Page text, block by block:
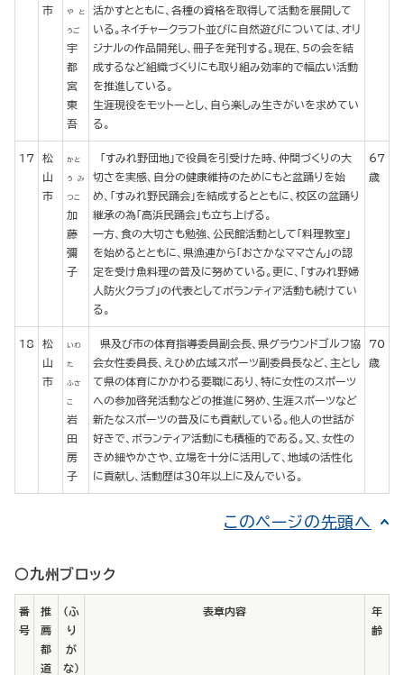
市 や と
うご
宇
都
宮
東
吾
活かすとともに、各種の資格を取得して活動を展開して
いる。ネイチャークラフト並びに自然遊びについては、オリ
ジナルの作品開発し、冊子を発刊する。現在、５の会を結
成するなど組織づくりにも取り組み効率的で幅広い活動
を推進している。
生涯現役をモットーとし、自ら楽しみ生きがいを求めてい
る。
17
松
山
市
かと
う み
つこ
加
藤
彌
子
「すみれ野団地」で役員を引受けた時、仲間づくりの大
切さを実感、自分の健康維持のためにもと盆踊りを始
め、「すみれ野民踊会」を結成するとともに、校区の盆踊り
継承の為「高浜民踊会」も立ち上げる。
一方、食の大切さも勉強、公民館活動として「料理教室」
を始めるとともに、県漁連から「おさかなママさん」の認
定を受け魚料理の普及に努めている。更に、「すみれ野婦
人防火クラブ」の代表としてボランティア活動も続けてい
る。
67
歳
18
松
山
市
いわ
た
ふさ
こ
岩
田
房
子
県及び市の体育指導委員副会長、県グラウンドゴルフ協
会女性委員長、えひめ広域スポーツ副委員長など、主とし
て県の体育にかかわる要職にあり、特に女性のスポーツ
への参加啓発活動などの推進に努め、生涯スポーツなど
新たなスポーツの普及にも貢献している。他人の世話が
好きで、ボランティア活動にも積極的である。又、女性の
きめ細やかさや、立場を十分に活用して、地域の活性化
に貢献し、活動歴は３０年以上に及んでいる。
70
歳
このページの先頭へ
○九州ブロック
番
号
推
薦
都
道
（ふ
り
が
な）
表章内容
年
齢